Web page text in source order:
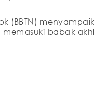
(BBTN)
babak